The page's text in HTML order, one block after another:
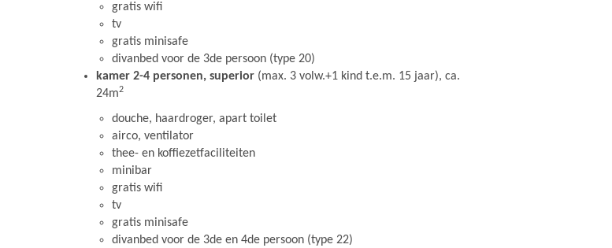
gratis wifi
tv
gratis minisafe
divanbed voor de 3de persoon (type 20)
kamer 2-4 personen, superior (max. 3 volw.+1 kind t.e.m. 15 jaar), ca.
24m2
douche, haardroger, apart toilet
airco, ventilator
thee- en koffiezetfaciliteiten
minibar
gratis wifi
tv
gratis minisafe
divanbed voor de 3de en 4de persoon (type 22)